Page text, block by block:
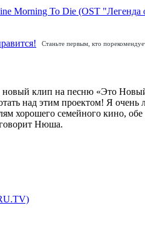
Morning To Die (OST "Легенда
Станьте первым, кто
клип на песню «Это Новый
над этим проектом! Я
хорошего семейного кино,
говорит Нюша.